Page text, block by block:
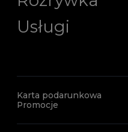
Usługi
Karta podarunkowa
Promocje